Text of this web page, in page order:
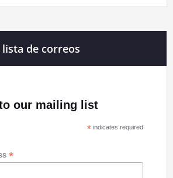
de correos
our mailing list
*indicates required
*